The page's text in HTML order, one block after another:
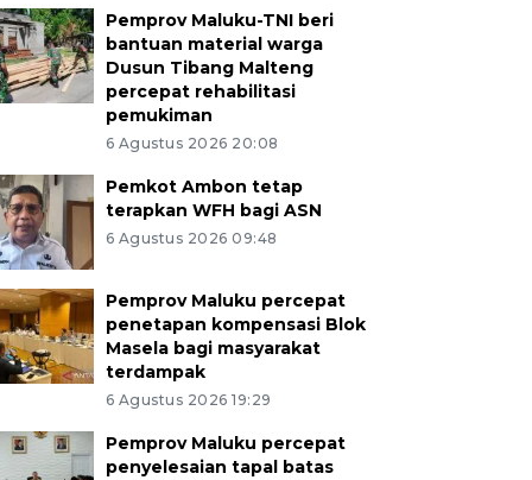
Pemprov Maluku-TNI beri
bantuan material warga
Dusun Tibang Malteng
percepat rehabilitasi
pemukiman
6 Agustus 2026 20:08
Pemkot Ambon tetap
terapkan WFH bagi ASN
6 Agustus 2026 09:48
Pemprov Maluku percepat
penetapan kompensasi Blok
Masela bagi masyarakat
terdampak
6 Agustus 2026 19:29
Pemprov Maluku percepat
penyelesaian tapal batas